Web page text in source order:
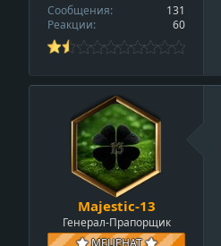
Сообщения
131
Реакции
60
v
i
e
w
_
p
r
Majestic-13
Генерал-Прапорщик
МЕЦЕНАТ